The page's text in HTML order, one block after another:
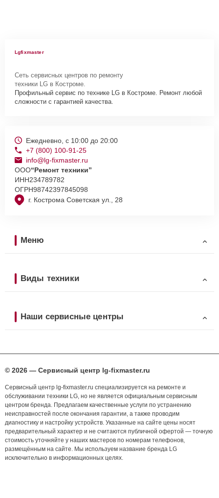
Lgfixmaster
Сеть сервисных центров по ремонту
техники LG в Костроме.
Профильный сервис по технике LG в Костроме. Ремонт любой
сложности с гарантией качества.
г. Кострома Советская ул., 28
Ежедневно, с 10:00 до 20:00
+7 (800) 100-91-25
info@lg-fixmaster.ru
ООО“Ремонт техники”
ИНН234789782
ОГРН98742397845098
Меню
Виды техники
Наши сервисные центры
© 2026 — Сервисный центр lg-fixmaster.ru
Сервисный центр lg-fixmaster.ru специализируется на ремонте и
обслуживании техники LG, но не является официальным сервисным
центром бренда. Предлагаем качественные услуги по устранению
неисправностей после окончания гарантии, а также проводим
диагностику и настройку устройств. Указанные на сайте цены носят
предварительный характер и не считаются публичной офертой — точную
стоимость уточняйте у наших мастеров по номерам телефонов,
размещённым на сайте. Мы используем название бренда LG
исключительно в информационных целях.